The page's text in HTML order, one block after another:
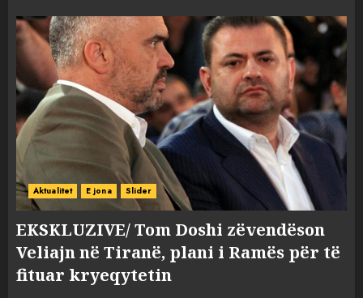
Aktualitet E jona Slider
EKSKLUZIVE/ Tom Doshi zëvendëson
Veliajn në Tiranë, plani i Ramës për të
fituar kryeqytetin